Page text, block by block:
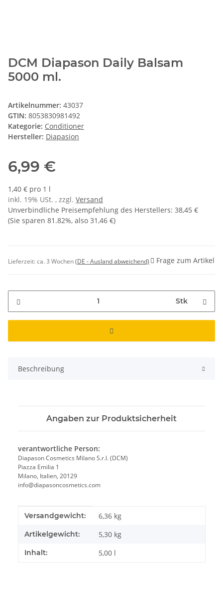
DCM Diapason Daily Balsam
5000 ml.
Artikelnummer: 43037
GTIN: 8053830981492
Kategorie: Conditioner
Hersteller: Diapasion
6,99 €
1,40 € pro 1 l
inkl. 19% USt. , zzgl. Versand
Unverbindliche Preisempfehlung des Herstellers: 38,45 €
(Sie sparen 81.82%, also 31,46 €)
Lieferzeit:ca. 3 Wochen(DE - Ausland abweichend) Frage zum Artikel
Stk
Beschreibung
Angaben zur Produktsicherheit
verantwortliche Person:
Diapason Cosmetics Milano S.r.l. (DCM)
Piazza Emilia 1
Milano, Italien, 20129
info@diapasoncosmetics.com
Produkteigenschaft
Wert
Versandgewicht: 6,36 kg
Artikelgewicht: 5,30 kg
Inhalt: 5,00 l